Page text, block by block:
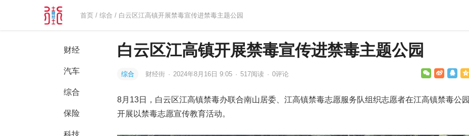
首页 /综合 / 白云区江高镇开展禁毒宣传进禁毒主题公园
财经
汽车
综合
保险
科技
白云区江高镇开展禁毒宣传进禁毒主题公园
综合 财经街 · 2024年8月16日 9:05 · 517阅读 · 0评论
8月13日，白云区江高镇禁毒办联合南山居委、江高镇禁毒志愿服务队组织志愿者在江高镇禁毒公园
开展以禁毒志愿宣传教育活动。